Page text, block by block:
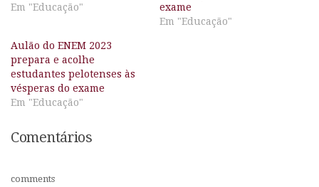
Em "Educação"
exame
Em "Educação"
Aulão do ENEM 2023
prepara e acolhe
estudantes pelotenses às
vésperas do exame
Em "Educação"
Comentários
comments